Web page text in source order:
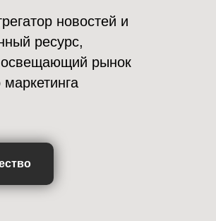
новостей и
ресурс,
освещающий рынок
маркетинга